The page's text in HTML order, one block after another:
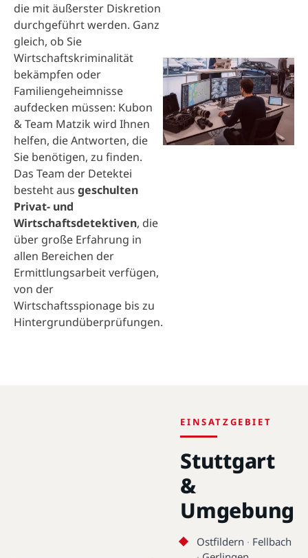
die mit äußerster Diskretion
durchgeführt werden. Ganz
gleich, ob Sie
Wirtschaftskriminalität
bekämpfen oder
Familiengeheimnisse
aufdecken müssen: Kubon
& Team Matzik wird Ihnen
helfen, die Antworten, die
Sie benötigen, zu finden.
Das Team der Detektei
besteht aus geschulten
Privat- und
Wirtschaftsdetektiven, die
über große Erfahrung in
allen Bereichen der
Ermittlungsarbeit verfügen,
von der
Wirtschaftsspionage bis zu
Hintergrundüberprüfungen.
EINSATZGEBIET
Stuttgart
&
Umgebung
Ostfildern · Fellbach